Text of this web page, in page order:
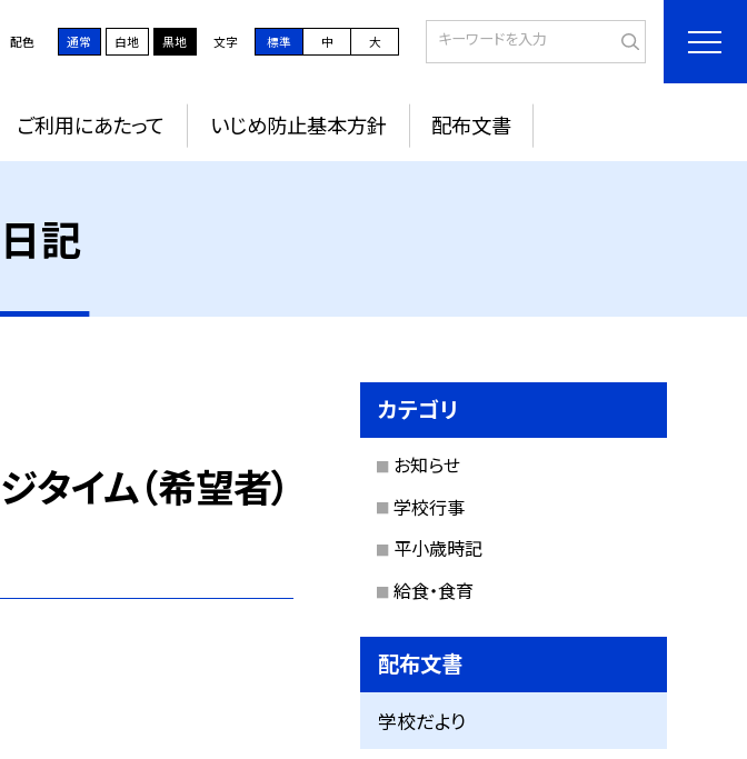
配色 通常 白地 黒地 文字 標準 中 大
ご利用にあたって いじめ防止基本方針 配布文書
記
タイム（希望者）
カテゴリ
お知らせ
学校行事
平小歳時記
給食・食育
配布文書
学校だより